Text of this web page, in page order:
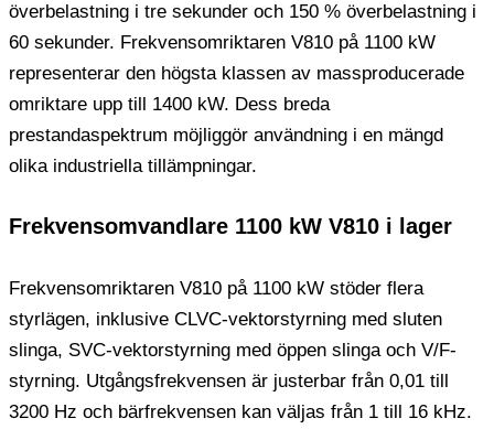
överbelastning i tre sekunder och 150 % överbelastning i
60 sekunder. Frekvensomriktaren V810 på 1100 kW
representerar den högsta klassen av massproducerade
omriktare upp till 1400 kW. Dess breda
prestandaspektrum möjliggör användning i en mängd
olika industriella tillämpningar.
Frekvensomvandlare 1100 kW V810 i lager
Frekvensomriktaren V810 på 1100 kW stöder flera
styrlägen, inklusive CLVC-vektorstyrning med sluten
slinga, SVC-vektorstyrning med öppen slinga och V/F-
styrning. Utgångsfrekvensen är justerbar från 0,01 till
3200 Hz och bärfrekvensen kan väljas från 1 till 16 kHz.